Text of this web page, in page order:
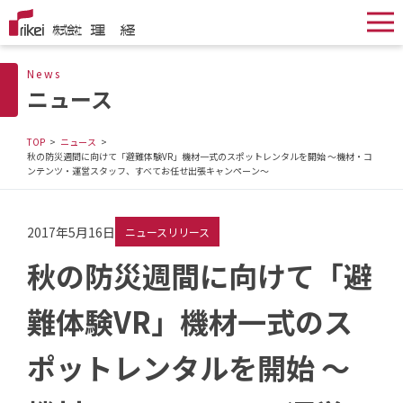
News
ニュース
TOP
ニュース
秋の防災週間に向けて「避難体験VR」機材一式のスポットレンタルを開始 ～機材・コ
ンテンツ・運営スタッフ、すべてお任せ出張キャンペーン～
2017年5月16日 ニュースリリース
秋の防災週間に向けて「避
難体験VR」機材一式のス
ポットレンタルを開始 ～